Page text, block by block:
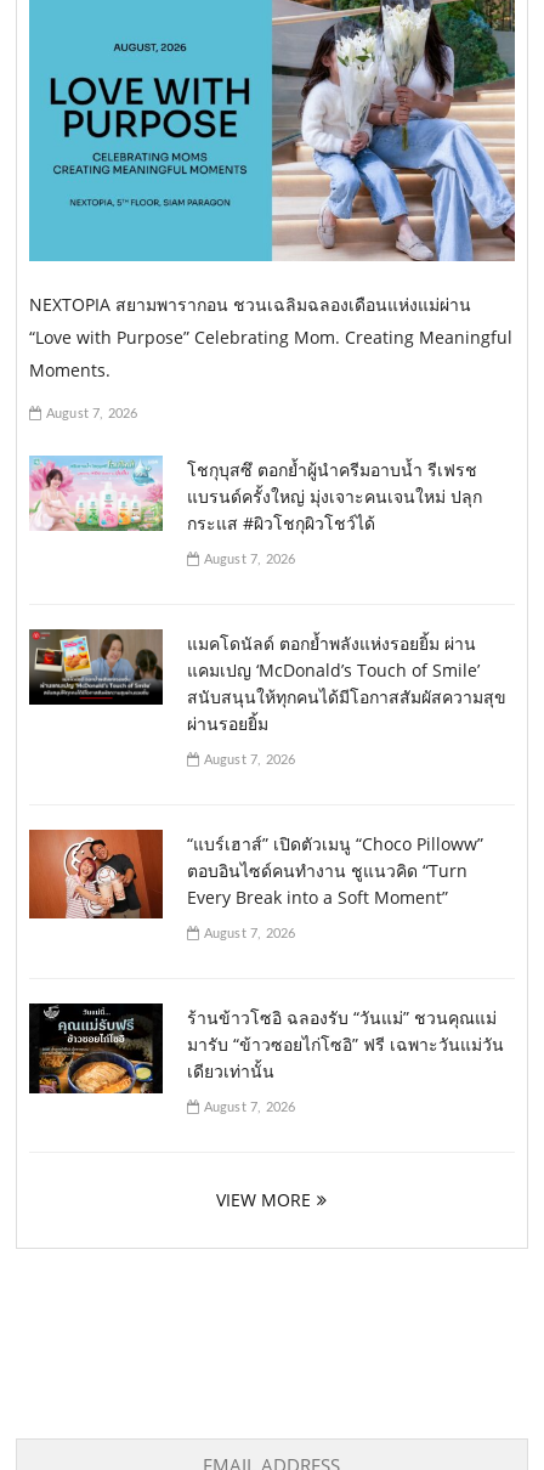
NEXTOPIA สยามพารากอน ชวนเฉลิมฉลองเดือนแห่งแม่ผ่าน
“Love with Purpose” Celebrating Mom. Creating Meaningful
Moments.
August 7, 2026
โชกุบุสซึ ตอกย้ำผู้นำครีมอาบน้ำ รีเฟรช
แบรนด์ครั้งใหญ่ มุ่งเจาะคนเจนใหม่ ปลุก
กระแส #ผิวโชกุผิวโชว์ได้
August 7, 2026
แมคโดนัลด์ ตอกย้ำพลังแห่งรอยยิ้ม ผ่าน
แคมเปญ ‘McDonald’s Touch of Smile’
สนับสนุนให้ทุกคนได้มีโอกาสสัมผัสความสุข
ผ่านรอยยิ้ม
August 7, 2026
“แบร์เฮาส์” เปิดตัวเมนู “Choco Pilloww”
ตอบอินไซด์คนทำงาน ชูแนวคิด “Turn
Every Break into a Soft Moment”
August 7, 2026
ร้านข้าวโซอิ ฉลองรับ “วันแม่” ชวนคุณแม่
มารับ “ข้าวซอยไก่โซอิ” ฟรี เฉพาะวันแม่วัน
เดียวเท่านั้น
August 7, 2026
VIEW MORE